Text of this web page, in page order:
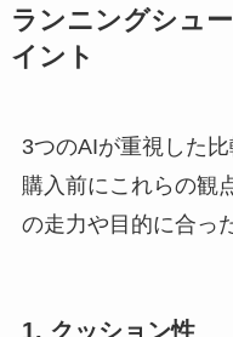
ランニングシュ
イント
3つのAIが重視した
購入前にこれらの観
の走力や目的に合っ
1. クッション性